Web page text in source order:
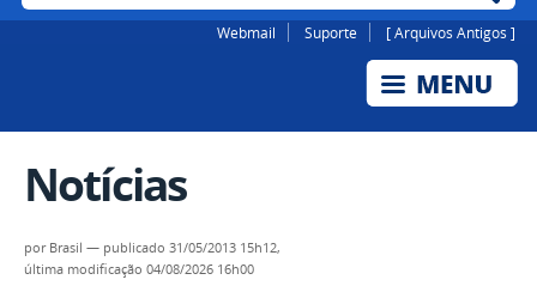
Webmail Suporte [ Arquivos Antigos ]
Notícias
por Brasil — publicado 31/05/2013 15h12,
última modificação 04/08/2026 16h00